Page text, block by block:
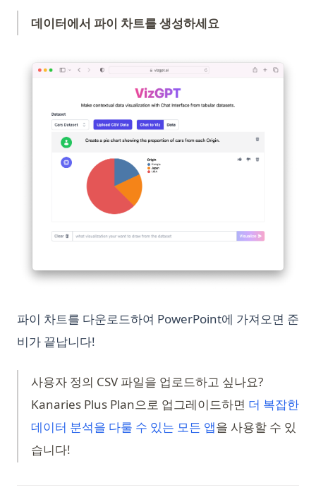
PrivateGPT: Offline GPT-4 That is Secure and Private
PrivateGPT: 오프라인 GPT-4 보안 및 개인 정보 보호
Reverse Prompt Engineering with ChatGPT: A Detailed
SuperAGI: Unleashing the Power of Autonomous AI Agents
SuperAGI: 자율 AI 에이전트의 힘을 발휘하다
The Real Answer to: How Many Questions Can You Ask
ChatGPT in an Hour?
Need to Know
Them
Understanding the 'Too Many Signups from the Same IP'
Issue in ChatGPT
Comprehensive Guide
Unraveling the 'ChatGPT Something Went Wrong'
Multi-Modal Interactions
판다스 데이터프레임 쉽게 요약하는 방법
판다스 시각화: 단계별 튜토리얼
판다스 열에서 리스트 언팩킹하기: 포괄적인 가이드
판다스 크로스탭(Crosstab): 파이썬에서 간단한 교차표 만들기
판다스 평균 함수 사용 방법
판다스(Pandas)를 사용한 데이터프레임 시각화 방법
팬더스 get_dummies 기능의 효과적인 사용 방법
효과적으로 Pandas Rank 사용하는 방법
Python SQLite3 튜토리얼: Python에서 SQLite 데이터베이스 완
전 정복 가이드
Python Shebang 사용 방법
Python Sort: Complete Guide to sorted(), list.sort(), and
Python String Replace: Complete Guide to str.replace() and
Python Switch Case: How to Implement Switch Statements
Python Switch Case: match-case Statement Explained (With
Python Switch Case: match-case 문 설명
Examples
Python Timer 함수 및 스탑워치 사용법
Python Try Except: How to Handle Exceptions the Right Way
Python Try Except: 예외를 올바르게 처리하는 방법
Python Type Hints: A Practical Guide to Type Annotations
Python Virtual Environments: A Complete Guide to venv,
virtualenv, and Conda
Python asyncio: Complete Guide to Asynchronous
데이터에서 파이 차트를 생성하세요
파이 차트를 다운로드하여 PowerPoint에 가져오면 준
비가 끝납니다!
사용자 정의 CSV 파일을 업로드하고 싶나요?
Kanaries Plus Plan으로 업그레이드하면 더 복잡한
데이터 분석을 다룰 수 있는 모든 앱(opens in a new
을 사용할 수 있
습니다!